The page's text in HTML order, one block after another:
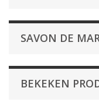
SAVON DE
BEKEKEN